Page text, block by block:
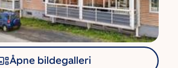
Åpne bildegalleri